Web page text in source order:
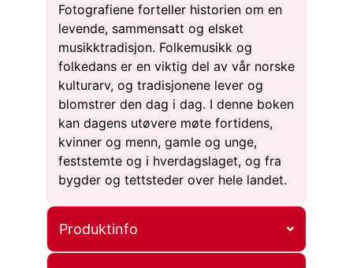
Fotografiene forteller historien om en
levende, sammensatt og elsket
musikktradisjon. Folkemusikk og
folkedans er en viktig del av vår norske
kulturarv, og tradisjonene lever og
blomstrer den dag i dag. I denne boken
kan dagens utøvere møte fortidens,
kvinner og menn, gamle og unge,
feststemte og i hverdagslaget, og fra
bygder og tettsteder over hele landet.
Produktinfo